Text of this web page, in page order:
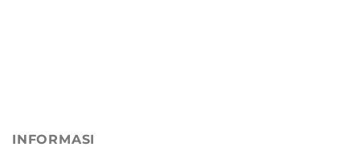
INFORMASI